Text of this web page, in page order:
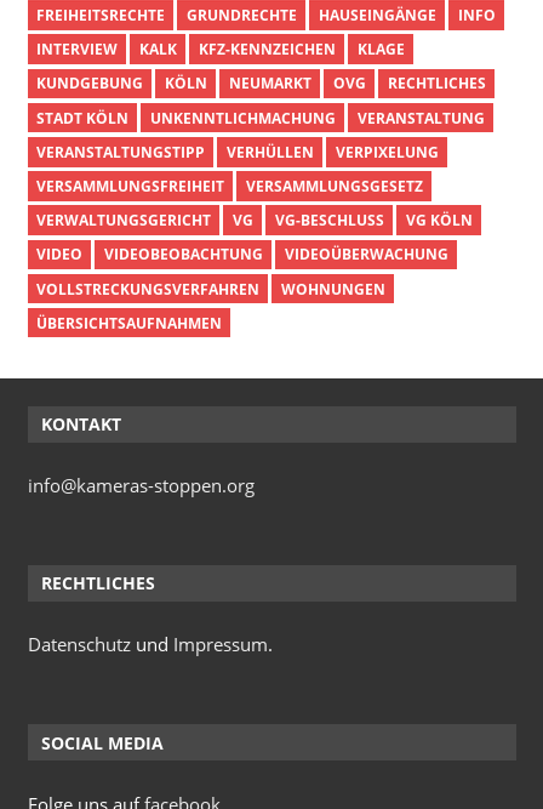
FREIHEITSRECHTE
GRUNDRECHTE HAUSEINGÄNGE
INFO
INTERVIEW
KALK KFZ-KENNZEICHEN
KLAGE
KUNDGEBUNG
KÖLN NEUMARKT OVG
RECHTLICHES
STADT KÖLN
UNKENNTLICHMACHUNG
VERANSTALTUNG
VERANSTALTUNGSTIPP
VERHÜLLEN
VERPIXELUNG
VERSAMMLUNGSFREIHEIT
VERSAMMLUNGSGESETZ
VERWALTUNGSGERICHT
VG VG-BESCHLUSS
VG KÖLN
VIDEO
VIDEOBEOBACHTUNG
VIDEOÜBERWACHUNG
VOLLSTRECKUNGSVERFAHREN
WOHNUNGEN
ÜBERSICHTSAUFNAHMEN
KONTAKT
info@kameras-stoppen.org
RECHTLICHES
Datenschutzund Impressum.
SOCIAL MEDIA
Folge uns auffacebook